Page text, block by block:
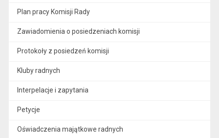
Plan pracy Komisji Rady
Zawiadomienia o posiedzeniach komisji
Protokoły z posiedzeń komisji
Kluby radnych
Interpelacje i zapytania
Petycje
Oświadczenia majątkowe radnych